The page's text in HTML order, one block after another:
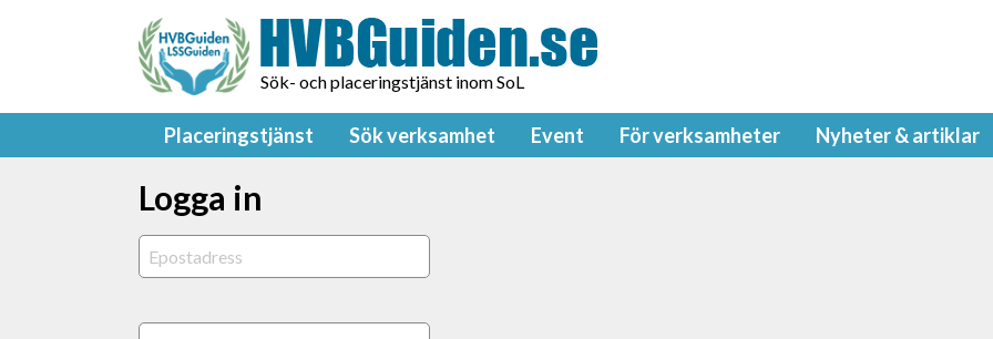
Sök- och placeringstjänst inom SoL
Placeringstjänst Sök verksamhet Event För verksamheter Nyheter & artiklar
Logga in